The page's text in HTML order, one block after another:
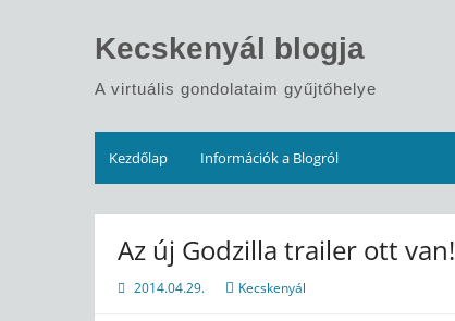
Kecskenyál blogja
A virtuális gondolataim gyűjtőhelye
Kezdőlap Információk a Blogról
Az új Godzilla trailer ott van!
2014.04.29. Kecskenyál